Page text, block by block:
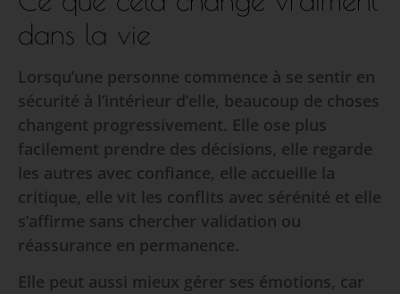
dans la vie
Lorsqu’une personne commence à se sentir en
sécurité à l’intérieur d’elle, beaucoup de choses
changent progressivement. Elle ose plus
facilement prendre des décisions, elle regarde
les autres avec confiance, elle accueille la
critique, elle vit les conflits avec sérénité et elle
s’affirme sans chercher validation ou
réassurance en permanence.
Elle peut aussi mieux gérer ses émotions, car